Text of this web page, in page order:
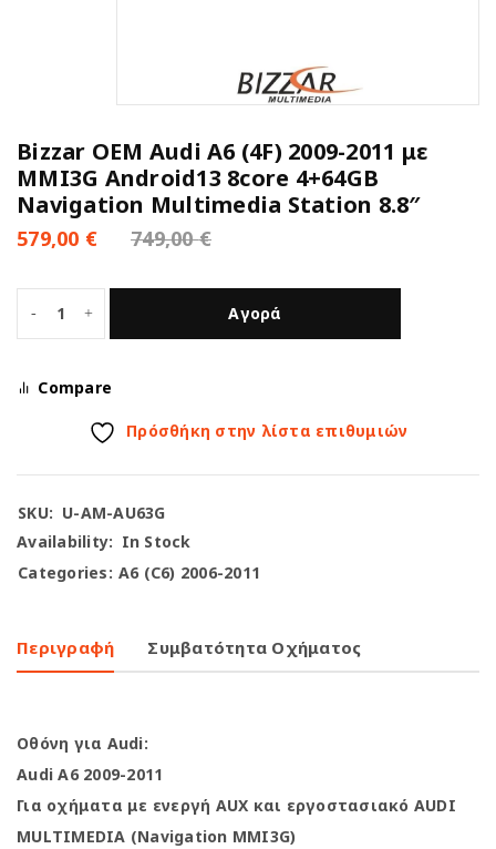
Bizzar OEM Audi A6 (4F) 2009-2011 με
MMI3G Android13 8core 4+64GB
Navigation Multimedia Station 8.8″
749,00€
579,00 €
Αγορά
Compare
Πρόσθήκη στην λίστα επιθυμιών
SKU: U-AM-AU63G
Availability: In Stock
Categories: A6 (C6) 2006-2011
Περιγραφή Συμβατότητα Οχήματος
Οθόνη για Audi:
Audi A6 2009-2011
Για οχήματα με ενεργή AUX και εργοστασιακό AUDI
MULTIMEDIA (Navigation MMI3G)